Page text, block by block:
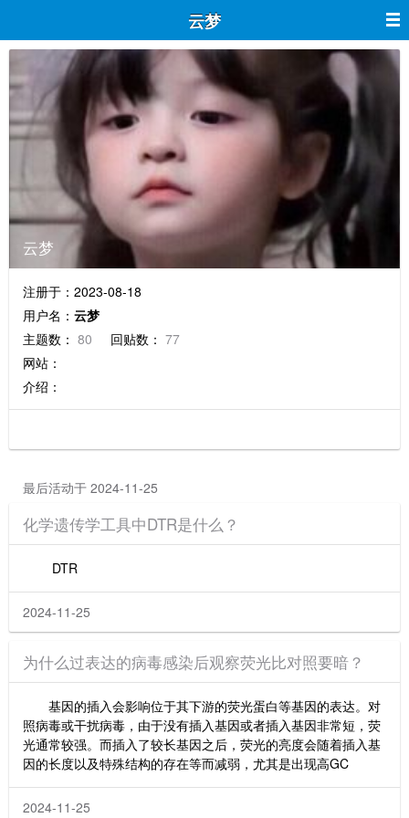
云梦
云梦
注册于：2023-08-18
用户名： 云梦
主题数： 80 回贴数： 77
网站：
介绍：
最后活动于 2024-11-25
化学遗传学工具中DTR是什么？
DTR
2024-11-25
为什么过表达的病毒感染后观察荧光比对照要暗？
基因的插入会影响位于其下游的荧光蛋白等基因的表达。对
照病毒或干扰病毒，由于没有插入基因或者插入基因非常短，荧
光通常较强。而插入了较长基因之后，荧光的亮度会随着插入基
因的长度以及特殊结构的存在等而减弱，尤其是出现高GC
2024-11-25